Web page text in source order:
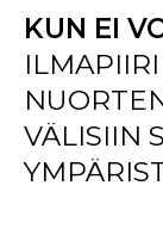
KUN EI
VÄLISIIN